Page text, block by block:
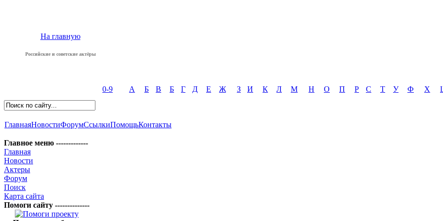
На главную
Российские и советские актёры
0-9 А Б В Б Г Д Е Ж З И К Л М Н О П Р С Т У Ф Х
ГлавнаяНовостиФорумСсылкиПомощьКонтакты
Главное меню -------------
Главная
Новости
Актеры
Форум
Поиск
Карта сайта
Помоги сайту --------------